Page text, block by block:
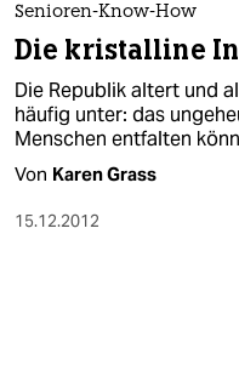
Senioren-Know-How
Die kristalline
Die Republik altert und
häufig unter: das
Menschen entfalten
Von Karen Grass
15.12.2012